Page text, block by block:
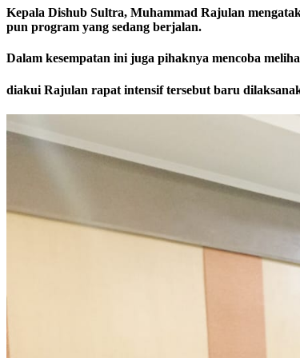
Kepala Dishub Sultra, Muhammad Rajulan
pun program yang sedang berjalan.
Dalam kesempatan ini juga pihaknya mencoba
diakui Rajulan rapat intensif tersebut baru